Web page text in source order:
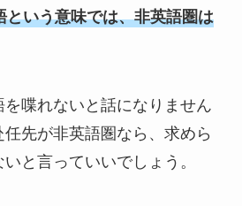
という意味では、非英語圏は
を喋れないと話になりません
先が非英語圏なら、求めら
と言っていいでしょう。